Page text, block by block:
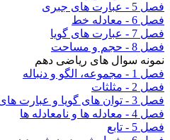
فصل 5 - عبارت های جبری
فصل 6 - معادله خط
فصل 7 - عبارت های گویا
فصل 8 - حجم و مساحت
نمونه سوال های ریاضی دهم
فصل 1 - مجموعه، الگو و دنباله
فصل 2 - مثلثات
فصل 3 - توان های گویا و عبارت های جبری
فصل 4 - معادله ها و نامعادله ها
فصل 5 - تابع